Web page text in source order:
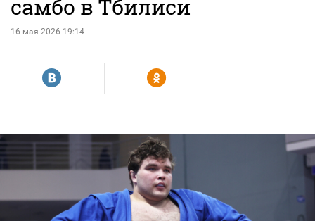
самбо в Тбилиси
16 мая 2026 19:14
R Y